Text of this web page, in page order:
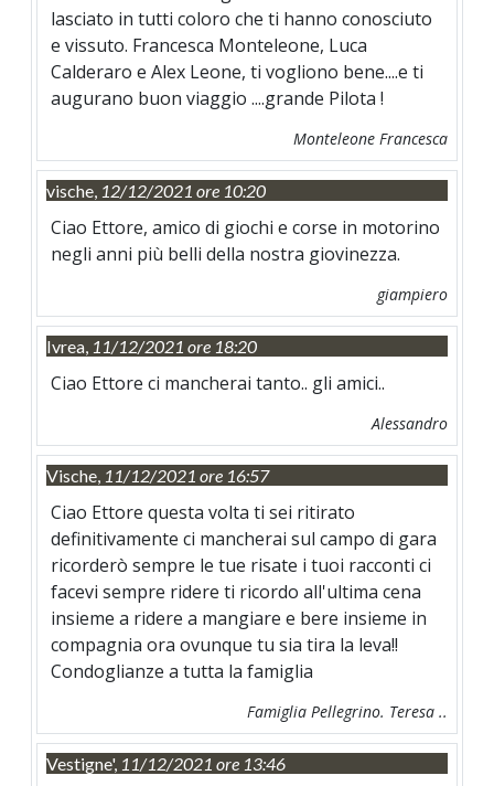
lasciato in tutti coloro che ti hanno conosciuto
e vissuto. Francesca Monteleone, Luca
Calderaro e Alex Leone, ti vogliono bene....e ti
augurano buon viaggio ....grande Pilota !
Monteleone Francesca
vische, 12/12/2021 ore 10:20
Ciao Ettore, amico di giochi e corse in motorino
negli anni più belli della nostra giovinezza.
giampiero
Ivrea, 11/12/2021 ore 18:20
Ciao Ettore ci mancherai tanto.. gli amici..
Alessandro
Vische, 11/12/2021 ore 16:57
Ciao Ettore questa volta ti sei ritirato
definitivamente ci mancherai sul campo di gara
ricorderò sempre le tue risate i tuoi racconti ci
facevi sempre ridere ti ricordo all'ultima cena
insieme a ridere a mangiare e bere insieme in
compagnia ora ovunque tu sia tira la leva!!
Condoglianze a tutta la famiglia
Famiglia Pellegrino. Teresa ..
Vestigne', 11/12/2021 ore 13:46